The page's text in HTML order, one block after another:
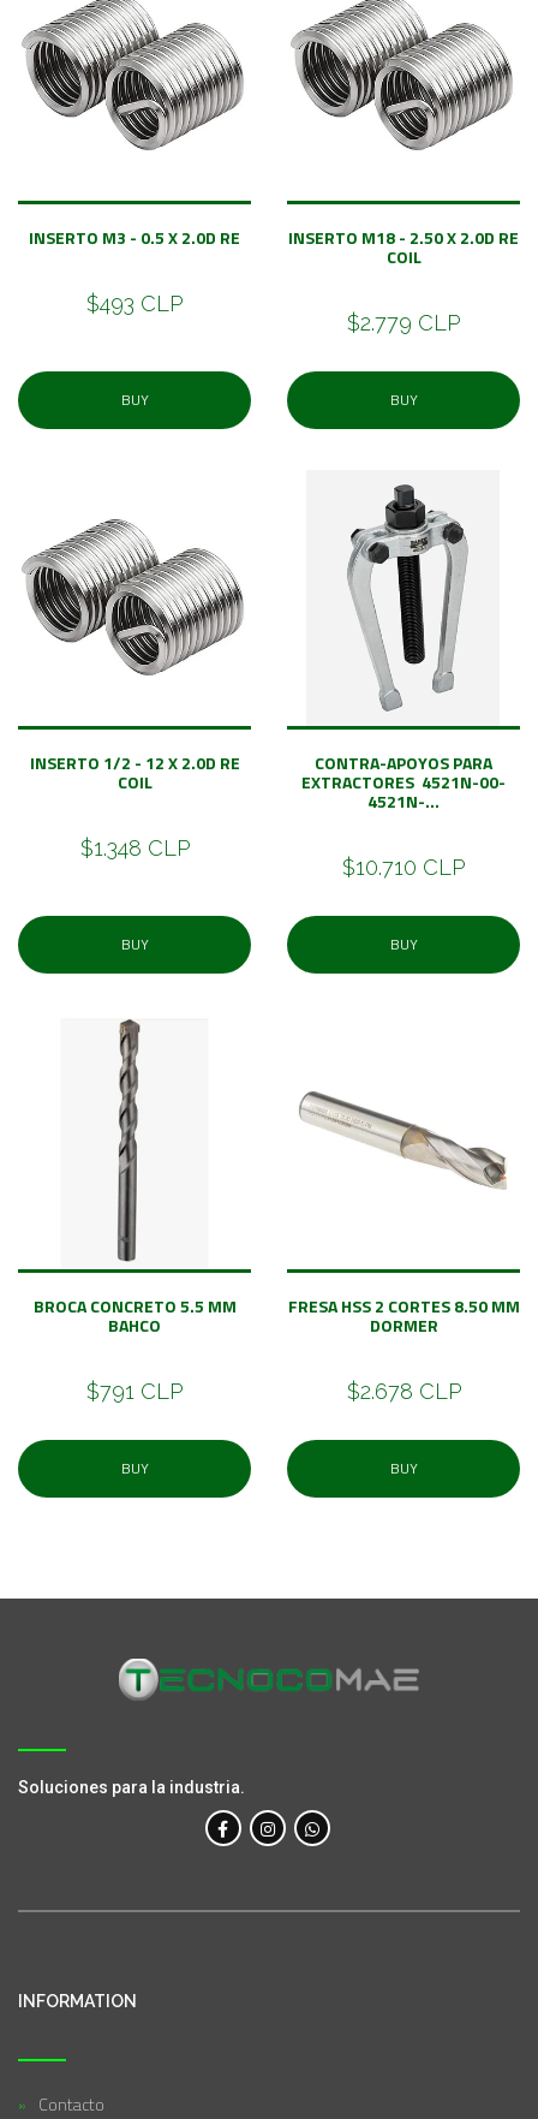
INSERTO M3 - 0.5 X 2.0D RE
$493 CLP
BUY
INSERTO M18 - 2.50 X 2.0D RE
COIL
$2.779 CLP
BUY
INSERTO 1/2 - 12 X 2.0D RE
COIL
$1.348 CLP
BUY
CONTRA-APOYOS PARA
EXTRACTORES 4521N-00-
4521N-...
$10.710 CLP
BUY
BROCA CONCRETO 5.5 MM
BAHCO
$791 CLP
BUY
FRESA HSS 2 CORTES 8.50 MM
DORMER
$2.678 CLP
BUY
Soluciones para la industria.
INFORMATION
Contacto